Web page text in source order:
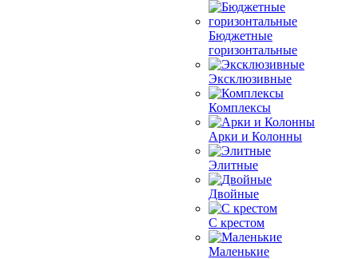
Бюджетные
горизонтальные
Эксклюзивные
Комплексы
Арки и Колонны
Элитные
Двойные
С крестом
Маленькие